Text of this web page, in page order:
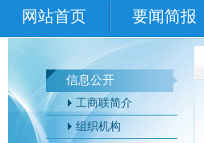
网站首页 要闻简报
信息公开
工商联简介
组织机构